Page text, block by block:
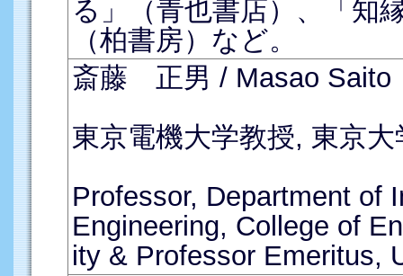
る」（青也書店）、「知
（柏書房）など。
斎藤 正男 / Masao Saito
東京電機大学教授, 東京
Professor, Department of
Engineering, College of
ity & Professor Emeritus,